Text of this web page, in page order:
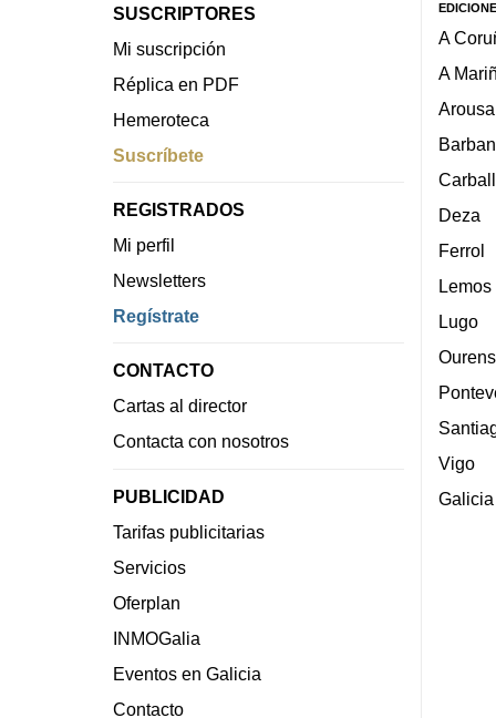
SUSCRIPTORES
Mi suscripción
Réplica en PDF
Hemeroteca
Suscríbete
REGISTRADOS
Mi perfil
Newsletters
Regístrate
CONTACTO
Cartas al director
Contacta con nosotros
PUBLICIDAD
Tarifas publicitarias
Servicios
Oferplan
INMOGalia
Eventos en Galicia
Contacto
A
A
Arousa
Deza
Ferrol
Lemos
Lugo
Vigo